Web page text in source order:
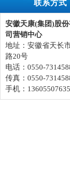
联系方式
安徽天康(集团)股
司营销中心
地址：安徽省天长
路20号
电话：0550-
传真：0550-
手机：13605507635